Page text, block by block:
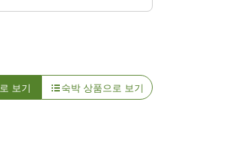
보기 숙박 상품으로 보기